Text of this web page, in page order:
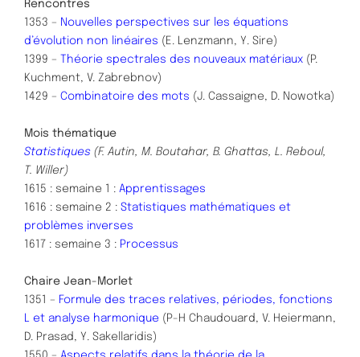
Rencontres
1353 – Nouvelles perspectives sur les équations
d’évolution non linéaires (E. Lenzmann, Y. Sire)
1399 – Théorie spectrales des nouveaux matériaux (P.
Kuchment, V. Zabrebnov)
1429 – Combinatoire des mots (J. Cassaigne, D. Nowotka)
Mois thématique
Statistiques (F. Autin, M. Boutahar, B. Ghattas, L. Reboul,
T. Willer)
1615 : semaine 1 : Apprentissages
1616 : semaine 2 : Statistiques mathématiques et
problèmes inverses
1617 : semaine 3 : Processus
Chaire Jean-Morlet
1351 – Formule des traces relatives, périodes, fonctions
L et analyse harmonique (P-H Chaudouard, V. Heiermann,
D. Prasad, Y. Sakellaridis)